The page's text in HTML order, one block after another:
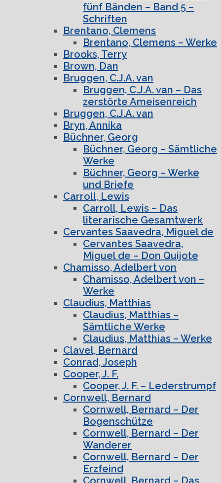
fünf Bänden – Band 5 –
Schriften
Brentano, Clemens
Brentano, Clemens – Werke
Brooks, Terry
Brown, Dan
Bruggen, C.J.A. van
Bruggen, C.J.A. van – Das
zerstörte Ameisenreich
Bruggen, C.J.A. van
Bryn, Annika
Büchner, Georg
Büchner, Georg – Sämtliche
Werke
Büchner, Georg – Werke
und Briefe
Carroll, Lewis
Carroll, Lewis – Das
literarische Gesamtwerk
Cervantes Saavedra, Miguel de
Cervantes Saavedra,
Miguel de – Don Quijote
Chamisso, Adelbert von
Chamisso, Adelbert von –
Werke
Claudius, Matthias
Claudius, Matthias –
Sämtliche Werke
Claudius, Matthias – Werke
Clavel, Bernard
Conrad, Joseph
Cooper, J. F.
Cooper, J. F. – Lederstrumpf
Cornwell, Bernard
Cornwell, Bernard – Der
Bogenschütze
Cornwell, Bernard – Der
Wanderer
Cornwell, Bernard – Der
Erzfeind